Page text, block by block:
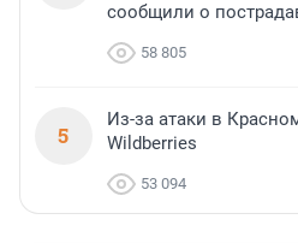
сообщили о
58 805
5
Из-за атаки в
Wildberries
53 094